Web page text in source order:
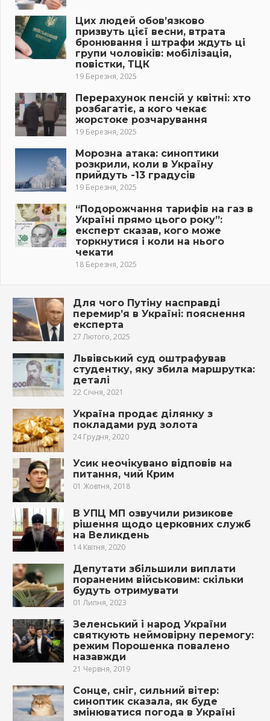
Цих людей обов’язково
призвуть цієї весни, втрата
бронювання і штрафи ждуть ці
групи чоловіків: мобілізація,
повістки, ТЦК
19 Березня, 2025
Перерахунок пенсій у квітні: хто
розбагатіє, а кого чекає
жорстоке розчарування
19 Березня, 2025
Морозна атака: синоптики
розкрили, коли в Україну
прийдуть -13 градусів
19 Березня, 2025
“Подорожчання тарифів на газ в
Україні прямо цього року”:
експерт сказав, кого може
торкнутися і коли на нього
чекати
18 Березня, 2025
Для чого Путіну насправді
перемир’я в Україні: пояснення
експерта
27 Лютого, 2025
Львівський суд оштрафував
студентку, яку збила маршрутка:
деталі
22 Січня, 2021
Україна продає ділянку з
покладами руд золота
24 Грудня, 2020
Усик неочікувано відповів на
питання, чий Крим
01 Жовтня, 2018
В УПЦ МП озвучили ризикове
рішення щодо церковних служб
на Великдень
14 Квітня, 2020
Депутати збільшили виплати
пораненим військовим: скільки
будуть отримувати
01 Липня, 2023
Зеленський і народ України
святкують неймовірну перемогу:
режим Порошенка повалено
назавжди
21 Червня, 2019
Сонце, сніг, сильний вітер:
синоптик сказала, як буде
змінюватися погода в Україні